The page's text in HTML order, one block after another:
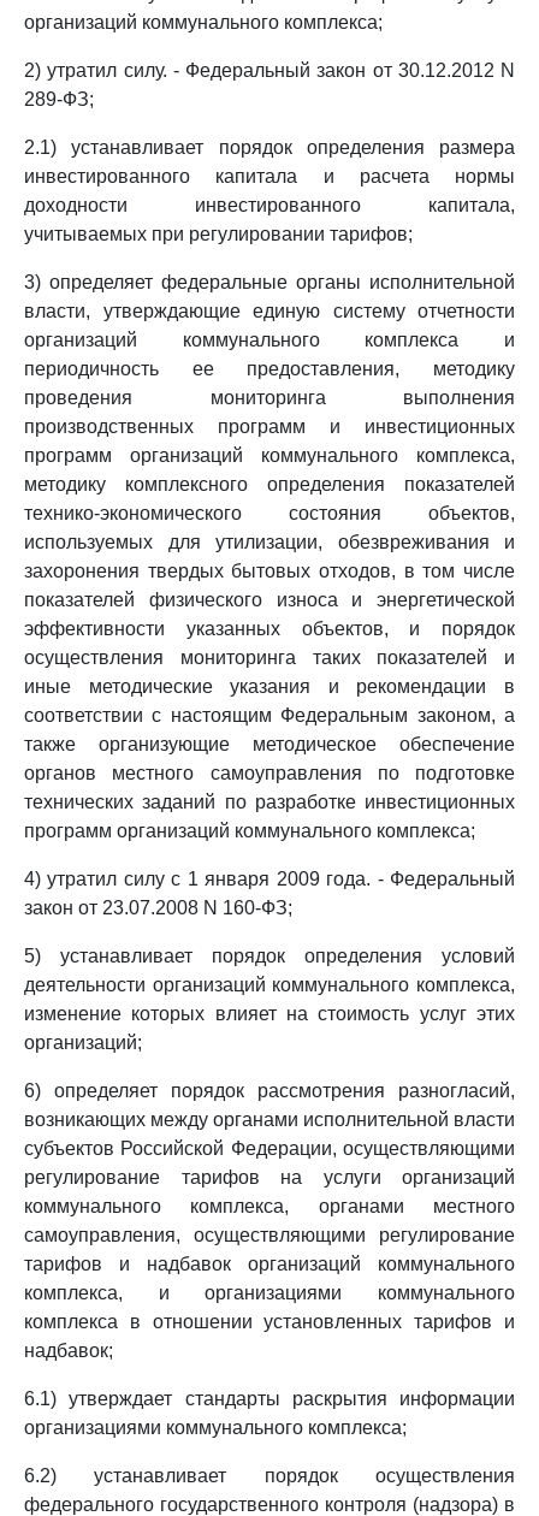
организаций коммунального комплекса;
2) утратил силу. - Федеральный закон от 30.12.2012 N
289-ФЗ;
2.1) устанавливает порядок определения размера
инвестированного капитала и расчета нормы
доходности инвестированного капитала,
учитываемых при регулировании тарифов;
3) определяет федеральные органы исполнительной
власти, утверждающие единую систему отчетности
организаций коммунального комплекса и
периодичность ее предоставления, методику
проведения мониторинга выполнения
производственных программ и инвестиционных
программ организаций коммунального комплекса,
методику комплексного определения показателей
технико-экономического состояния объектов,
используемых для утилизации, обезвреживания и
захоронения твердых бытовых отходов, в том числе
показателей физического износа и энергетической
эффективности указанных объектов, и порядок
осуществления мониторинга таких показателей и
иные методические указания и рекомендации в
соответствии с настоящим Федеральным законом, а
также организующие методическое обеспечение
органов местного самоуправления по подготовке
технических заданий по разработке инвестиционных
программ организаций коммунального комплекса;
4) утратил силу с 1 января 2009 года. - Федеральный
закон от 23.07.2008 N 160-ФЗ;
5) устанавливает порядок определения условий
деятельности организаций коммунального комплекса,
изменение которых влияет на стоимость услуг этих
организаций;
6) определяет порядок рассмотрения разногласий,
возникающих между органами исполнительной власти
субъектов Российской Федерации, осуществляющими
регулирование тарифов на услуги организаций
коммунального комплекса, органами местного
самоуправления, осуществляющими регулирование
тарифов и надбавок организаций коммунального
комплекса, и организациями коммунального
комплекса в отношении установленных тарифов и
надбавок;
6.1) утверждает стандарты раскрытия информации
организациями коммунального комплекса;
6.2) устанавливает порядок осуществления
федерального государственного контроля (надзора) в